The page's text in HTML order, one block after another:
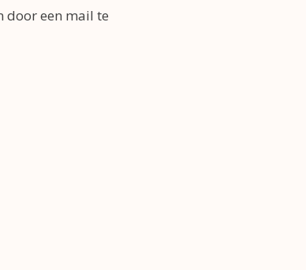
door een mail te